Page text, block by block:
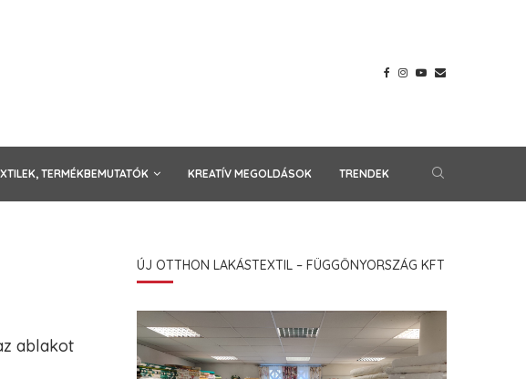
TERMÉKBEMUTATÓK KREATÍV MEGOLDÁSOK TRENDEK
ablakot
ÚJ OTTHON LAKÁSTEXTIL – FÜGGÖNYORSZÁG KFT